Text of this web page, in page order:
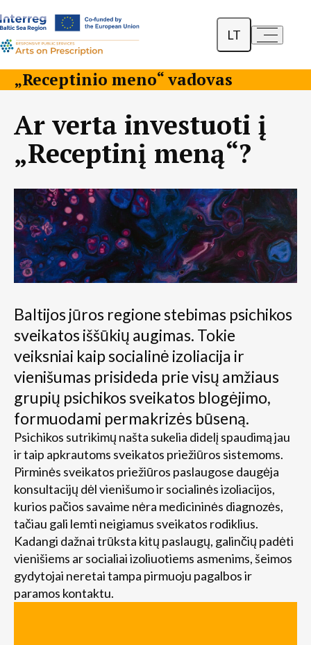
a- a+
LT
English
Polski
„Receptinio meno“ vadovas
Ar verta investuoti į
„Receptinį meną“?
Baltijos jūros regione stebimas psichikos
sveikatos iššūkių augimas. Tokie
veiksniai kaip socialinė izoliacija ir
vienišumas prisideda prie visų amžiaus
grupių psichikos sveikatos blogėjimo,
formuodami permakrizės būseną.
Psichikos sutrikimų našta sukelia didelį spaudimą jau
ir taip apkrautoms sveikatos priežiūros sistemoms.
Pirminės sveikatos priežiūros paslaugose daugėja
konsultacijų dėl vienišumo ir socialinės izoliacijos,
kurios pačios savaime nėra medicininės diagnozės,
tačiau gali lemti neigiamus sveikatos rodiklius.
Kadangi dažnai trūksta kitų paslaugų, galinčių padėti
vienišiems ar socialiai izoliuotiems asmenims, šeimos
gydytojai neretai tampa pirmuoju pagalbos ir
paramos kontaktu.